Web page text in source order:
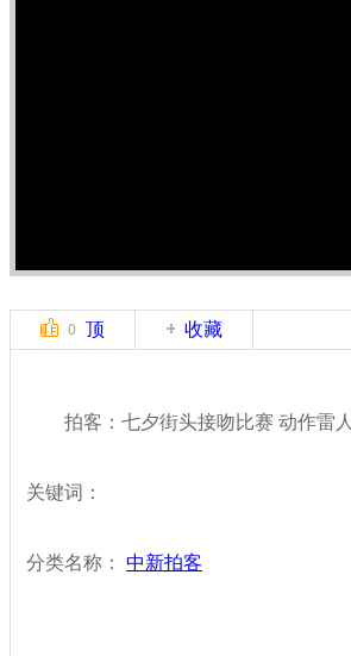
0 顶 收藏
拍客：七夕街头接吻比赛 动作雷人
关键词：
分类名称： 中新拍客